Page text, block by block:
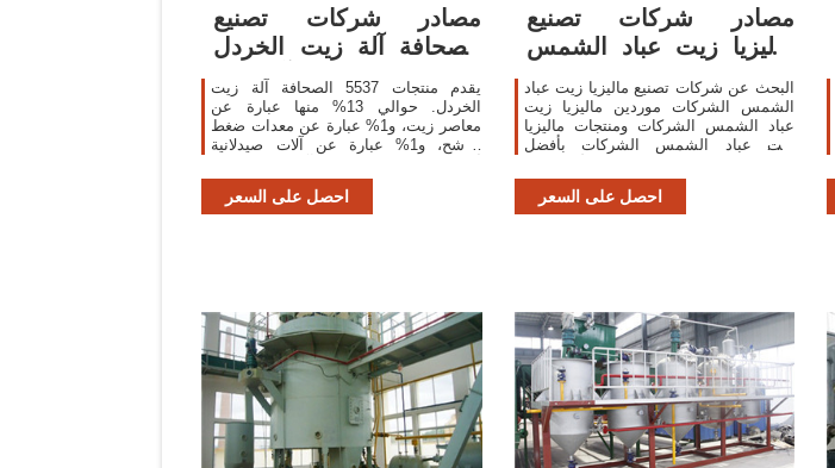
مصادر شركات تصنيع
الصحافة آلة زيت الخردل
والصحافة آلة زيت
يقدم منتجات 5537 الصحافة آلة زيت
الخردل. حوالي 13% منها عبارة عن
معاصر زيت، و1% عبارة عن معدات ضغط
مرشح، و1% عبارة عن آلات صيدلانية
من المورِّدين في آسيا.
احصل على السعر
مصادر شركات تصنيع
ماليزيا زيت عباد الشمس
الشركات وماليزيا
البحث عن شركات تصنيع ماليزيا زيت عباد
الشمس الشركات موردين ماليزيا زيت
عباد الشمس الشركات ومنتجات ماليزيا
زيت عباد الشمس الشركات بأفضل
احصل على السعر